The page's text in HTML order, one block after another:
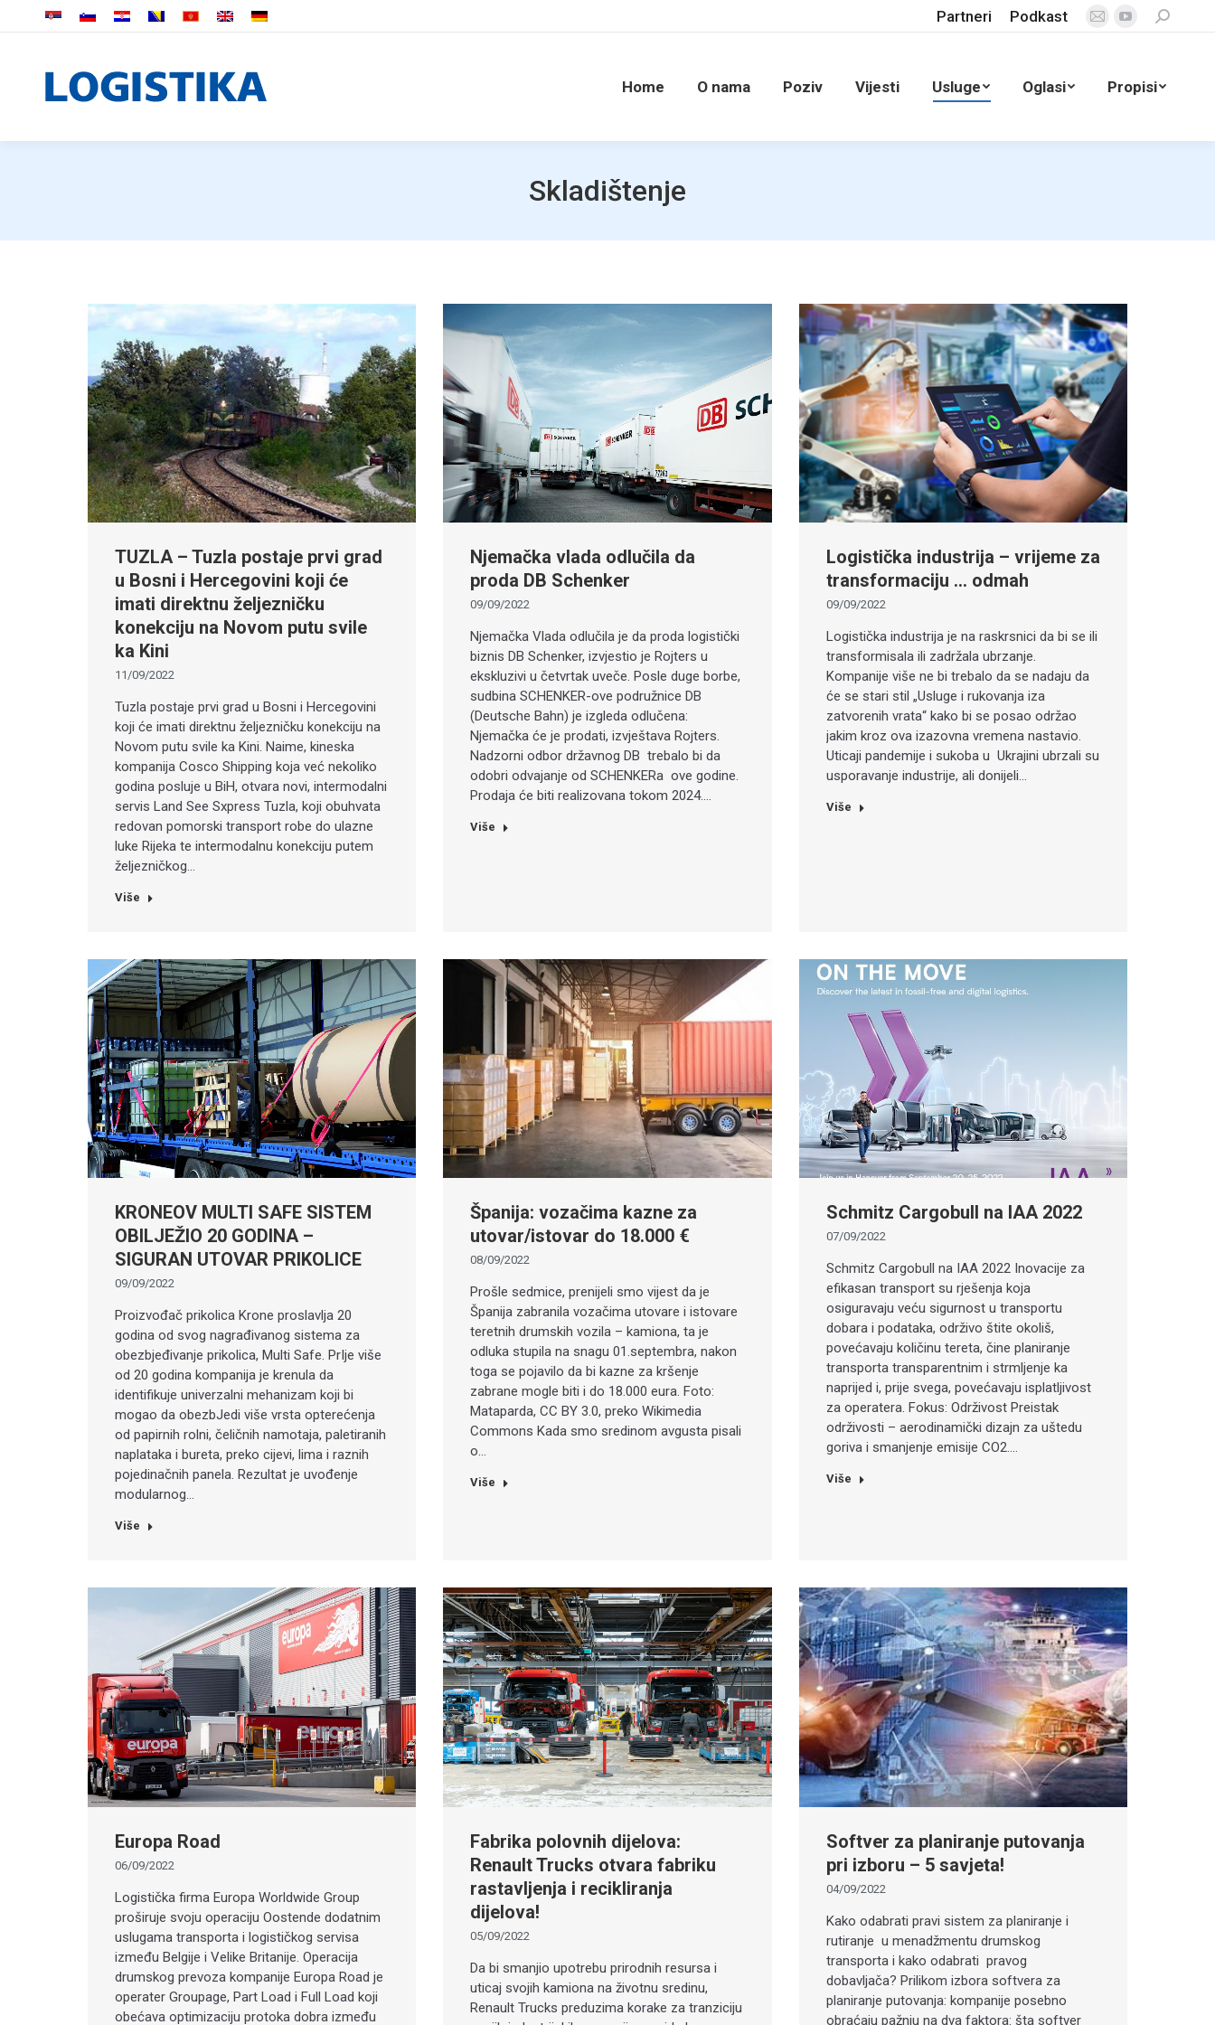
Partneri Podkast
Mail
window
YouTube
in
window
Search:
Home O nama Poziv Vijesti Usluge Oglasi Propisi
Skladištenje
TUZLA – Tuzla postaje prvi grad
u Bosni i Hercegovini koji će
imati direktnu željezničku
konekciju na Novom putu svile
ka Kini
11/09/2022
Tuzla postaje prvi grad u Bosni i Hercegovini
koji će imati direktnu željezničku konekciju na
Novom putu svile ka Kini. Naime, kineska
kompanija Cosco Shipping koja već nekoliko
godina posluje u BiH, otvara novi, intermodalni
servis Land See Sxpress Tuzla, koji obuhvata
redovan pomorski transport robe do ulazne
luke Rijeka te intermodalnu konekciju putem
željezničkog…
Više
Njemačka vlada odlučila da
proda DB Schenker
09/09/2022
Njemačka Vlada odlučila je da proda logistički
biznis DB Schenker, izvjestio je Rojters u
ekskluzivi u četvrtak uveče. Posle duge borbe,
sudbina SCHENKER-ove podružnice DB
(Deutsche Bahn) je izgleda odlučena:
Njemačka će je prodati, izvještava Rojters.
Nadzorni odbor državnog DB trebalo bi da
odobri odvajanje od SCHENKERa ove godine.
Prodaja će biti realizovana tokom 2024.…
Više
Logistička industrija – vrijeme za
transformaciju … odmah
09/09/2022
Logistička industrija je na raskrsnici da bi se ili
transformisala ili zadržala ubrzanje.
Kompanije više ne bi trebalo da se nadaju da
će se stari stil „Usluge i rukovanja iza
zatvorenih vrata“ kako bi se posao održao
jakim kroz ova izazovna vremena nastavio.
Uticaji pandemije i sukoba u Ukrajini ubrzali su
usporavanje industrije, ali donijeli…
Više
KRONEOV MULTI SAFE SISTEM
OBILJEŽIO 20 GODINA –
SIGURAN UTOVAR PRIKOLICE
09/09/2022
Proizvođač prikolica Krone proslavlja 20
godina od svog nagrađivanog sistema za
obezbjeđivanje prikolica, Multi Safe. PrIje više
od 20 godina kompanija je krenula da
identifikuje univerzalni mehanizam koji bi
mogao da obezbJedi više vrsta opterećenja
od papirnih rolni, čeličnih namotaja, paletiranih
naplataka i bureta, preko cijevi, lima i raznih
pojedinačnih panela. Rezultat je uvođenje
modularnog…
Više
Španija: vozačima kazne za
utovar/istovar do 18.000 €
08/09/2022
Prošle sedmice, prenijeli smo vijest da je
Španija zabranila vozačima utovare i istovare
teretnih drumskih vozila – kamiona, ta je
odluka stupila na snagu 01.septembra, nakon
toga se pojavilo da bi kazne za kršenje
zabrane mogle biti i do 18.000 eura. Foto:
Mataparda, CC BY 3.0, preko Wikimedia
Commons Kada smo sredinom avgusta pisali
o…
Više
Schmitz Cargobull na IAA 2022
07/09/2022
Schmitz Cargobull na IAA 2022 Inovacije za
efikasan transport su rješenja koja
osiguravaju veću sigurnost u transportu
dobara i podataka, održivo štite okoliš,
povećavaju količinu tereta, čine planiranje
transporta transparentnim i strmljenje ka
naprijed i, prije svega, povećavaju isplatljivost
za operatera. Fokus: Održivost Preistak
održivosti – aerodinamički dizajn za uštedu
goriva i smanjenje emisije CO2.…
Više
Europa Road
06/09/2022
Logistička firma Europa Worldwide Group
proširuje svoju operaciju Oostende dodatnim
uslugama transporta i logističkog servisa
između Belgije i Velike Britanije. Operacija
drumskog prevoza kompanije Europa Road je
operater Groupage, Part Load i Full Load koji
obećava optimizaciju protoka dobra između
Fabrika polovnih dijelova:
Renault Trucks otvara fabriku
rastavljenja i recikliranja
dijelova!
05/09/2022
Da bi smanjio upotrebu prirodnih resursa i
uticaj svojih kamiona na životnu sredinu,
Renault Trucks preduzima korake za tranziciju
Softver za planiranje putovanja
pri izboru – 5 savjeta!
04/09/2022
Kako odabrati pravi sistem za planiranje i
rutiranje u menadžmentu drumskog
transporta i kako odabrati pravog
dobavljača? Prilikom izbora softvera za
planiranje putovanja: kompanije posebno
obraćaju pažnju na dva faktora: šta softver